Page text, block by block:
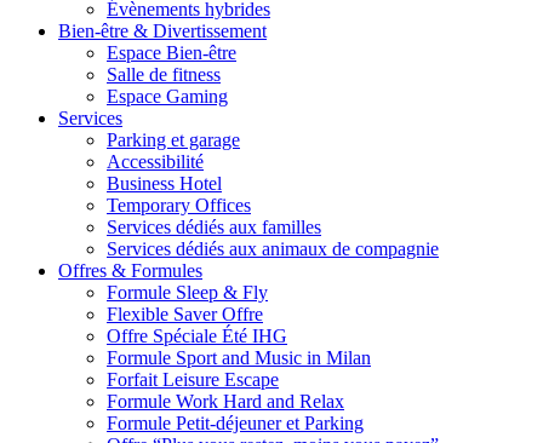
Évènements hybrides
Bien-être & Divertissement
Espace Bien-être
Salle de fitness
Espace Gaming
Services
Parking et garage
Accessibilité
Business Hotel
Temporary Offices
Services dédiés aux familles
Services dédiés aux animaux de compagnie
Offres & Formules
Formule Sleep & Fly
Flexible Saver Offre
Offre Spéciale Été IHG
Formule Sport and Music in Milan
Forfait Leisure Escape
Formule Work Hard and Relax
Formule Petit-déjeuner et Parking